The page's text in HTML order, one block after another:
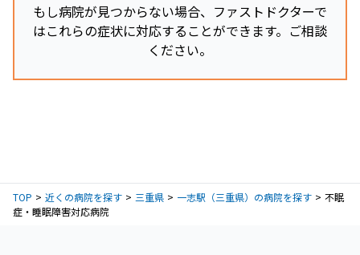
もし病院が見つからない場合、ファストドクターで
はこれらの症状に対応することができます。ご相談
ください。
TOP 近くの病院を探す 三重県 一志駅（三重県）の病院を探す
不眠
症・睡眠障害対応病院